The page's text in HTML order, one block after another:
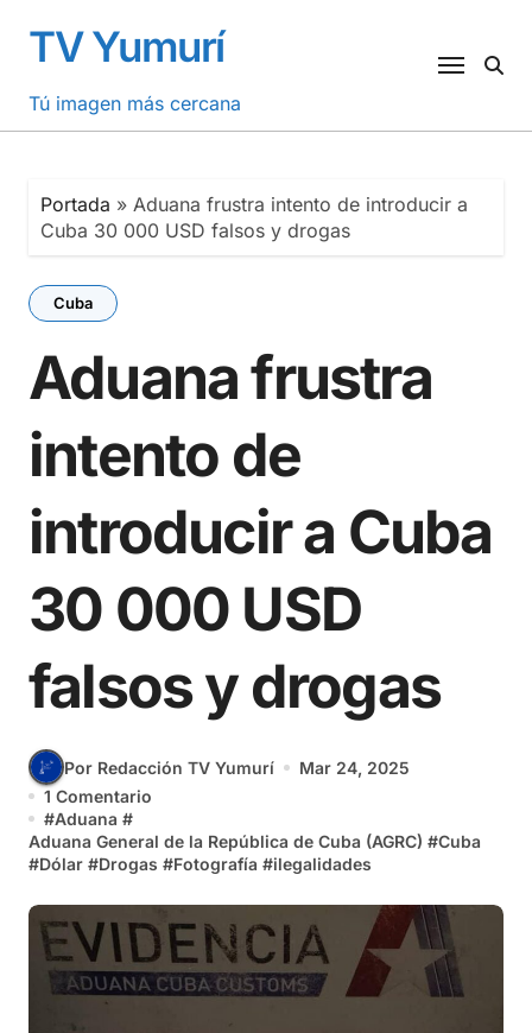
contenido
TV Yumurí
Tú imagen más cercana
Portada » Aduana frustra intento de introducir a
Cuba 30 000 USD falsos y drogas
Cuba
Aduana frustra
intento de
introducir a Cuba
30 000 USD
falsos y drogas
Por Redacción TV Yumurí
Mar 24, 2025
1 Comentario
#Aduana #
Aduana General de la República de Cuba (AGRC) #Cuba
#Dólar #Drogas #Fotografía #ilegalidades